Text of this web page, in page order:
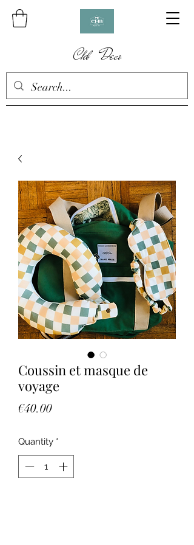
Chb Deco
Coussin et masque de
voyage
€40.00Price
Quantity *